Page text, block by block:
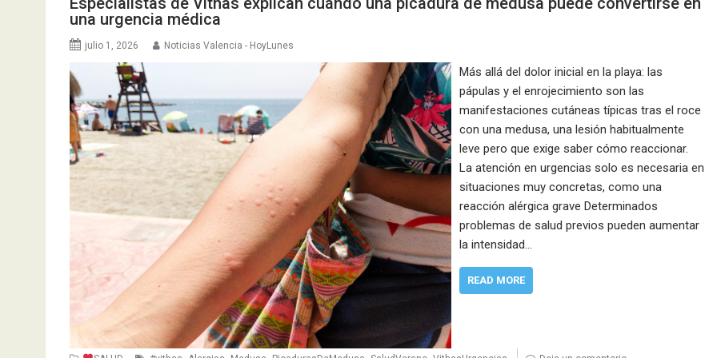
una urgencia médica
julio 1, 2026 Noticias Valencia - HoyLunes
Más allá del dolor inicial en la playa: las
pápulas y el enrojecimiento son las
manifestaciones cutáneas típicas tras el roce
con una medusa, una lesión habitualmente
leve pero que exige saber cómo reaccionar.
La atención en urgencias solo es necesaria en
situaciones muy concretas, como una
reacción alérgica grave Determinados
problemas de salud previos pueden aumentar
la intensidad…
READ MORE